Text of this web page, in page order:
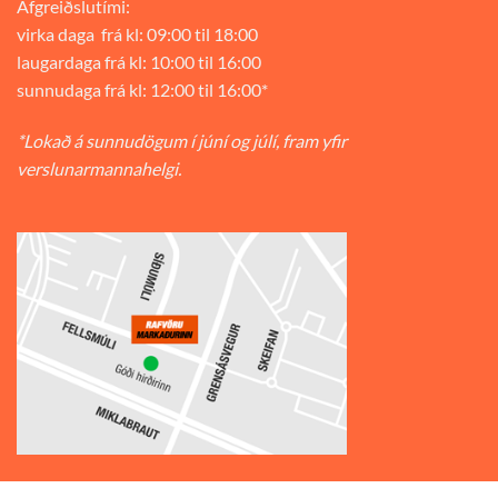
Afgreiðslutími:
virka daga frá kl: 09:00 til 18:00
laugardaga frá kl: 10:00 til 16:00
sunnudaga frá kl: 12:00 til 16:00*
*Lokað á sunnudögum í júní og júlí, fram yfir
verslunarmannahelgi.